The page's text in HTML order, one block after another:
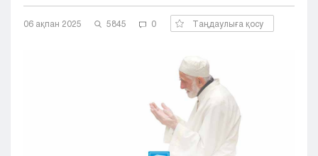
Караганда
Кокшетау
06 ақпан 2025 5845 0 Таңдаулыға қосу